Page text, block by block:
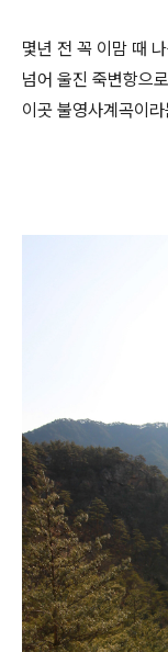
몇년 전 꼭 이맘 때
넘어 울진 죽변항으
이곳 불영사계곡이